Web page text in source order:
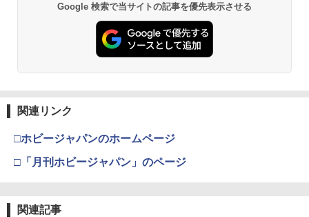
Google 検索で当サイトの記事を優先表示させる
関連リンク
□ホビージャパンのホームページ
□「月刊ホビージャパン」のページ
関連記事